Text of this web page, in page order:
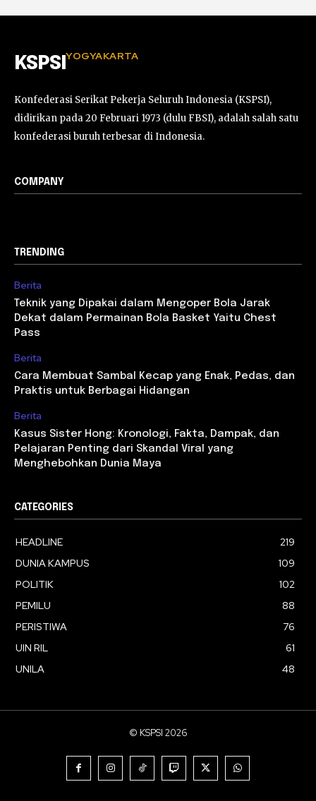
KSPSI YOGYAKARTA
Konfederasi Serikat Pekerja Seluruh Indonesia (KSPSI),
didirikan pada 20 Februari 1973 (dulu FBSI), adalah salah satu
konfederasi buruh terbesar di Indonesia.
COMPANY
TRENDING
Berita
Teknik yang Dipakai dalam Mengoper Bola Jarak
Dekat dalam Permainan Bola Basket Yaitu Chest
Pass
Berita
Cara Membuat Sambal Kecap yang Enak, Pedas, dan
Praktis untuk Berbagai Hidangan
Berita
Kasus Sister Hong: Kronologi, Fakta, Dampak, dan
Pelajaran Penting dari Skandal Viral yang
Menghebohkan Dunia Maya
CATEGORIES
HEADLINE
219
DUNIA KAMPUS
109
POLITIK
102
PEMILU
88
PERISTIWA
76
UIN RIL
61
UNILA
48
© KSPSI 2026